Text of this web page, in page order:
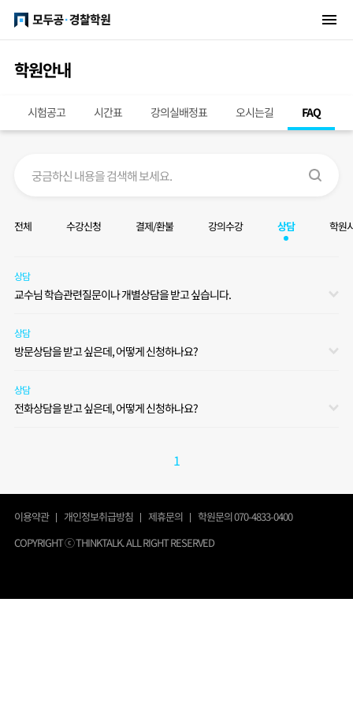
학원안내
시험공고 시간표 강의실배정표 오시는길 FAQ
전체 수강신청 결제/환불 강의수강 상담 학원
상담
교수님 학습관련질문이나 개별상담을 받고 싶습니다.
상담
방문상담을 받고 싶은데, 어떻게 신청하나요?
상담
전화상담을 받고 싶은데, 어떻게 신청하나요?
1
이용약관 개인정보취급방침 제휴문의
학원문의 070-4833-0400
COPYRIGHT ⓒ THINKTALK. ALL RIGHT RESERVED